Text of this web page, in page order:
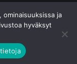
ja
hyväksyt